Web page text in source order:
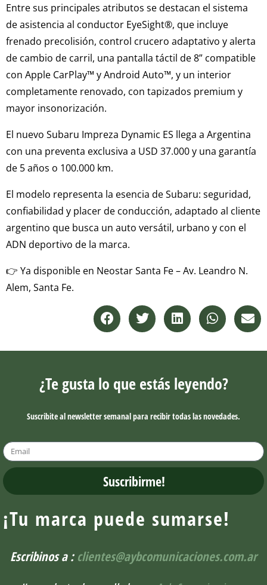
Entre sus principales atributos se destacan el sistema
de asistencia al conductor EyeSight®, que incluye
frenado precolisión, control crucero adaptativo y alerta
de cambio de carril, una pantalla táctil de 8” compatible
con Apple CarPlay™ y Android Auto™, y un interior
completamente renovado, con tapizados premium y
mayor insonorización.
El nuevo Subaru Impreza Dynamic ES llega a Argentina
con una preventa exclusiva a USD 37.000 y una garantía
de 5 años o 100.000 km.
El modelo representa la esencia de Subaru: seguridad,
confiabilidad y placer de conducción, adaptado al cliente
argentino que busca un auto versátil, urbano y con el
ADN deportivo de la marca.
👉 Ya disponible en Neostar Santa Fe – Av. Leandro N.
Alem, Santa Fe.
¿Te gusta lo que estás leyendo?
Suscribite al newsletter semanal para recibir todas las novedades.
Suscribirme!
¡Tu marca puede sumarse!
Escribinos a : clientes@aybcomunicaciones.com.ar